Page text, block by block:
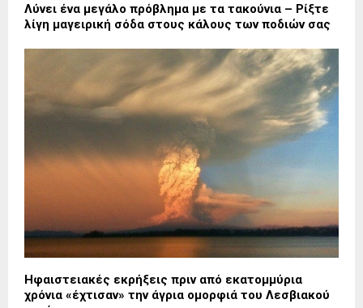
Λύνει ένα μεγάλο πρόβλημα με τα τακούνια – Ρίξτε
λίγη μαγειρική σόδα στους κάλους των ποδιών σας
Ηφαιστειακές εκρήξεις πριν από εκατομμύρια
χρόνια «έχτισαν» την άγρια ομορφιά του Λεσβιακού